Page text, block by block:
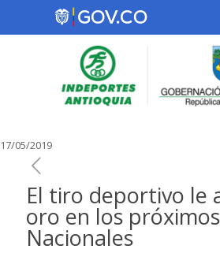
17/05/2019
El tiro deportivo le
oro en los
Nacionales